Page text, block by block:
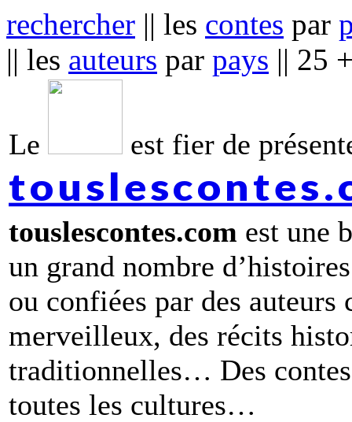
rechercher || les contes par
|| les auteurs par pays || 25
Le est fier de
touslescontes.com est une
un grand nombre
ou confiées par des
merveilleux, des récits
traditionnelles… Des
toutes les cultures